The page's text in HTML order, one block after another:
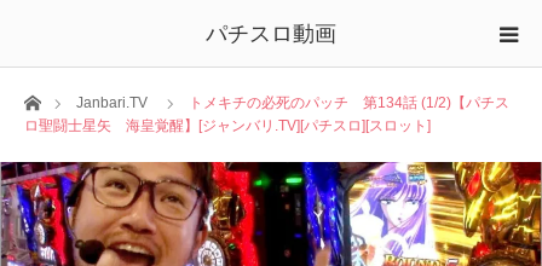
パチスロ動画
ホームJanbari.TV
トメキチの必死のパッチ 第134話 (1/2)【パチス
ロ聖闘士星矢 海皇覚醒】[ジャンバリ.TV][パチスロ][スロット]